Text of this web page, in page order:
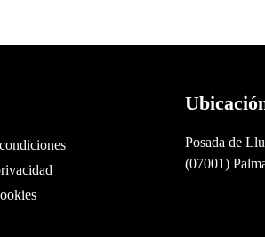
Posada de
(07001)